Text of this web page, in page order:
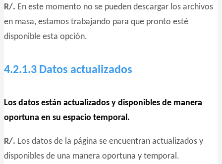
R/. En este momento no se pueden descargar los archivos
en masa, estamos trabajando para que pronto esté
disponible esta opción.
4.2.1.3 Datos actualizados
Los datos están actualizados y disponibles de manera
oportuna en su espacio temporal.
R/. Los datos de la página se encuentran actualizados y
disponibles de una manera oportuna y temporal.